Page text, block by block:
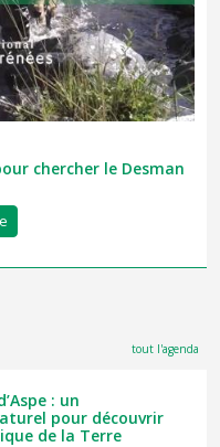
chercher le Desman
tout l'agenda
: un
pour découvrir
de la Terre